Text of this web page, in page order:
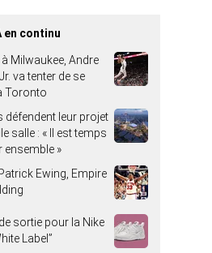
en continu
Milwaukee, Andre
va tenter de se
Toronto
défendent leur projet
salle : « Il est temps
ensemble »
Ewing, Empire
sortie pour la Nike
Label”